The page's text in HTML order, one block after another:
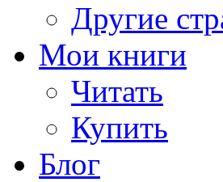
Другие
Мои книги
Читать
Купить
Блог